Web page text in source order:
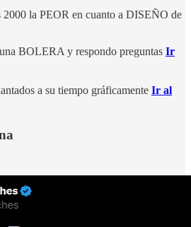
la PEOR en cuanto a DISEÑO de
BOLERA y respondo preguntas Ir
a su tiempo gráficamente Ir al